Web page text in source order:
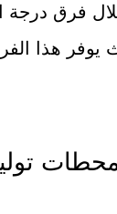
فرق درجة
يوفر هذا